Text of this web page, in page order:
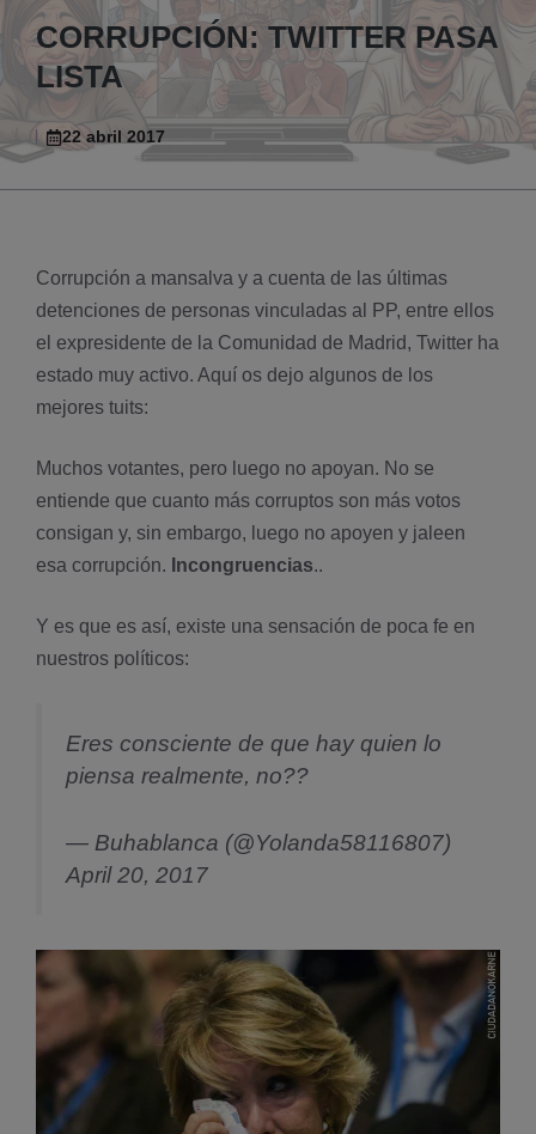
CORRUPCIÓN: TWITTER PASA
LISTA
22 abril 2017
Corrupción a mansalva y a cuenta de las últimas
detenciones de personas vinculadas al PP, entre ellos
el expresidente de la Comunidad de Madrid, Twitter ha
estado muy activo. Aquí­ os dejo algunos de los
mejores tuits:
Muchos votantes, pero luego no apoyan. No se
entiende que cuanto más corruptos son más votos
consigan y, sin embargo, luego no apoyen y jaleen
esa corrupción. Incongruencias..
Y es que es así, existe una sensación de poca fe en
nuestros políticos:
Eres consciente de que hay quien lo
piensa realmente, no??
— Buhablanca (@Yolanda58116807)
April 20, 2017